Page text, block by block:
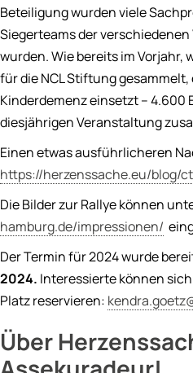
Beteiligung wurden viele
Siegerteams der
wurden. Wie bereits im Vorjahr,
für die NCL Stiftung gesammelt,
Kinderdemenz einsetzt – 4.600
diesjährigen Veranstaltung
Einen etwas ausführlicheren
https://herzenssache.eu/blog/
Die Bilder zur Rallye können
hamburg.de/impressionen/
Der Termin für 2024 wurde
2024. Interessierte können
Platz reservieren:
Über